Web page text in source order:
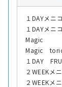
１DAYメ
１DAYメニ
Magic
Magic toric
１DAY
２WEEKメ
２WEEKメ